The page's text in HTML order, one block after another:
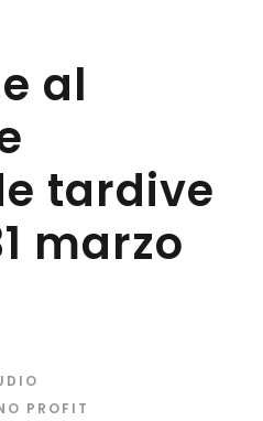
al
tardive
marzo
PROFIT